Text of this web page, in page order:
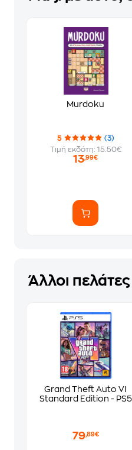
Murdoku
5
(3)
Τιμή εκδότη: 15.50€
13,99€
Άλλοι
Grand Theft Auto VI
Standard Edition - PS5
79,89€